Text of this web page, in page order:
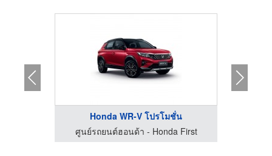
Honda WR-V โปรโมชั่น
ศูนย์รถยนต์ฮอนด้า - Honda First